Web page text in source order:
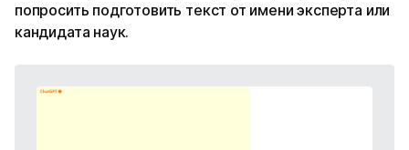
попросить подготовить текст от имени эксперта или
кандидата наук.